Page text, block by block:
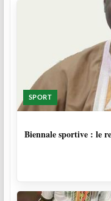
SPORT
Biennale sportive : le